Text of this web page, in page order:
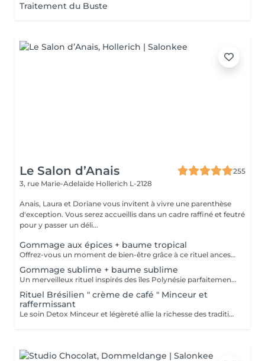
Traitement du Buste
Le Salon d’Anais
255
3, rue Marie-Adelaïde Hollerich L-2128
Anais, Laura et Doriane vous invitent à vivre une parenthèse
d'exception. Vous serez accueillis dans un cadre raffiné et feutré
pour y passer un déli...
Gommage aux épices + baume tropical
Offrez-vous un moment de bien-être grâce à ce rituel ancestral inspiré des recettes de beauté et soins de l'île de Java. Laissez-vous transporter par les délicates senteurs de ce soin énergisant à base d'épices et de sels de mer, et retrouvez une douce et satiné.
Gommage sublime + baume sublime
Un merveilleux rituel inspirés des îles Polynésie parfaitement adapté aux peaux même les plus sensibles. Cette préparation traditionnelle de Monoï, à base de fleurs de Tiaré macérées, de sucre, de poudre de noix de coco et de fruits de Noni, régénère la peau et éveille l'esprit.
Rituel Brésilien " crème de café " Minceur et
raffermissant
Le soin Detox Minceur et légèreté allie la richesse des traditions et pharmacopées brésiliennes et indiennes. Les mouvements vont, de façon alternatives, oxygéner et les drainer les tissus afin de raffermir et detoxifier le corps et le mental. Ce soin est pratiqué avec la Crème de Café Minceur, l'Huile Ayurvédique et un enveloppement personnalisé. * Possibilité de faire un abonnement 5+ 1 offert